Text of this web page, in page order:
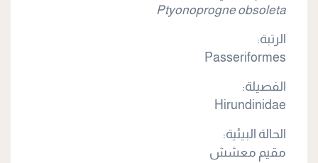
Ptyonoprogne obsoleta
الرتبة:
Passeriformes
الفصيلة:
Hirundinidae
الحالة البيئية:
مقيم معشش